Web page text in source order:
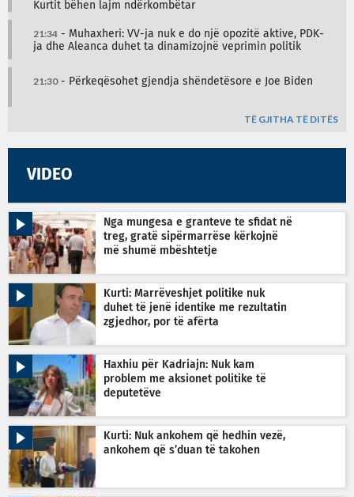
Kurtit bëhen lajm ndërkombëtar
21:34 - Muhaxheri: VV-ja nuk e do një opozitë aktive, PDK-
ja dhe Aleanca duhet ta dinamizojnë veprimin politik
21:30- Përkeqësohet gjendja shëndetësore e Joe Biden
TË GJITHA TË DITËS
VIDEO
Nga mungesa e granteve te sfidat në
treg, gratë sipërmarrëse kërkojnë
më shumë mbështetje
Kurti: Marrëveshjet politike nuk
duhet të jenë identike me rezultatin
zgjedhor, por të afërta
Haxhiu për Kadriajn: Nuk kam
problem me aksionet politike të
deputetëve
Kurti: Nuk ankohem që hedhin vezë,
ankohem që s’duan të takohen